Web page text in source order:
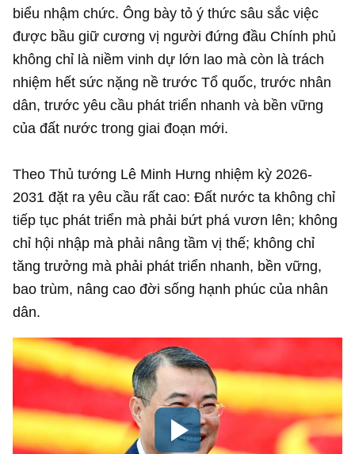
biểu nhậm chức. Ông bày tỏ ý thức sâu sắc việc
được bầu giữ cương vị người đứng đầu Chính phủ
không chỉ là niềm vinh dự lớn lao mà còn là trách
nhiệm hết sức nặng nề trước Tổ quốc, trước nhân
dân, trước yêu cầu phát triển nhanh và bền vững
của đất nước trong giai đoạn mới.
Theo Thủ tướng Lê Minh Hưng nhiệm kỳ 2026-
2031 đặt ra yêu cầu rất cao: Đất nước ta không chỉ
tiếp tục phát triển mà phải bứt phá vươn lên; không
chỉ hội nhập mà phải nâng tầm vị thế; không chỉ
tăng trưởng mà phải phát triển nhanh, bền vững,
bao trùm, nâng cao đời sống hạnh phúc của nhân
dân.